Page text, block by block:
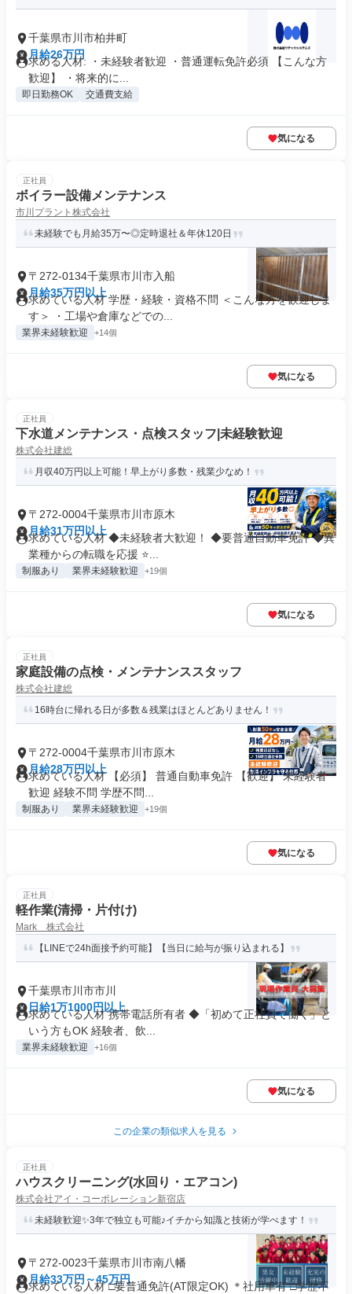
千葉県市川市柏井町
月給26万円
求める人材: ・未経験者歓迎 ・普通運転免許必須 【こんな方
歓迎】 ・将来的に...
即日勤務OK 交通費支給
気になる
正社員
ボイラー設備メンテナンス
市川プラント株式会社
未経験でも月給35万〜◎定時退社＆年休120日
〒272-0134千葉県市川市入船
月給35万円以上
求めている人材 学歴・経験・資格不問 ＜こんな方を歓迎しま
す＞ ・工場や倉庫などでの...
業界未経験歓迎 +14個
気になる
正社員
下水道メンテナンス・点検スタッフ|未経験歓迎
株式会社建総
月収40万円以上可能！早上がり多数・残業少なめ！
〒272-0004千葉県市川市原木
月給31万円以上
求めている人材 ◆未経験者大歓迎！ ◆要普通自動車免許 ◆異
業種からの転職を応援 ⭐...
制服あり 業界未経験歓迎 +19個
気になる
正社員
家庭設備の点検・メンテナンススタッフ
株式会社建総
16時台に帰れる日が多数＆残業はほとんどありません！
〒272-0004千葉県市川市原木
月給28万円以上
求めている人材 【必須】 普通自動車免許 【歓迎】 未経験者
歓迎 経験不問 学歴不問...
制服あり 業界未経験歓迎 +19個
気になる
正社員
軽作業(清掃・片付け)
Mark 株式会社
【LINEで24h面接予約可能】【当日に給与が振り込まれる】
千葉県市川市市川
日給1万1000円以上
求めている人材 携帯電話所有者 ◆「初めて正社員で働く」と
いう方もOK 経験者、飲...
業界未経験歓迎 +16個
気になる
この企業の類似求人を見る
正社員
ハウスクリーニング(水回り・エアコン)
株式会社アイ・コーポレーション新宿店
未経験歓迎✨3年で独立も可能♪イチから知識と技術が学べます！
〒272-0023千葉県市川市南八幡
月給33万円～45万円
求めている人材 □要普通免許(AT限定OK) ＊社用車有 □学歴不